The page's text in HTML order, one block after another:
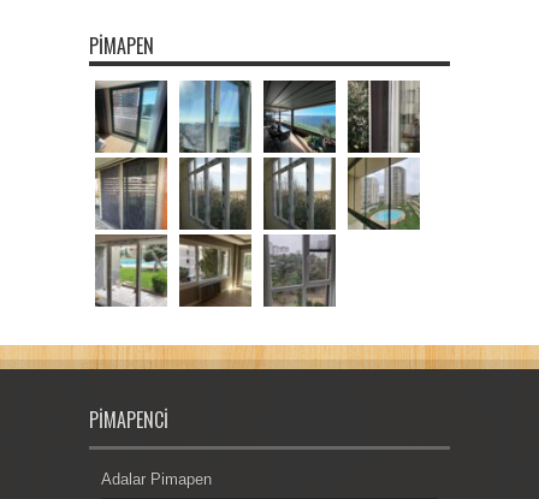
PIMAPEN
PIMAPENCI
Adalar Pimapen